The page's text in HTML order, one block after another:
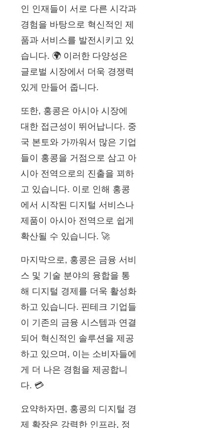
인 인재들이 서로 다른 시각과
경험을 바탕으로 혁신적인 제
품과 서비스를 발전시키고 있
습니다. 🌍 이러한 다양성은
글로벌 시장에서 더욱 경쟁력
있게 만들어 줍니다.
또한, 홍콩은 아시아 시장에
대한 접근성이 뛰어납니다. 중
국 본토와 가까워서 많은 기업
들이 홍콩을 거점으로 삼고 아
시아 전역으로의 진출을 꾀하
고 있습니다. 이로 인해 홍콩
에서 시작된 디지털 서비스나
제품이 아시아 전역으로 쉽게
확산될 수 있습니다. 🚀
마지막으로, 홍콩은 금융 서비
스 및 기술 분야의 융합을 통
해 디지털 경제를 더욱 활성화
하고 있습니다. 핀테크 기업들
이 기존의 금융 시스템과 연결
되어 혁신적인 솔루션을 제공
하고 있으며, 이는 소비자들에
게 더 나은 경험을 제공합니
다. 💳
요약하자면, 홍콩의 디지털 경
제 확장은 강력한 인프라, 정